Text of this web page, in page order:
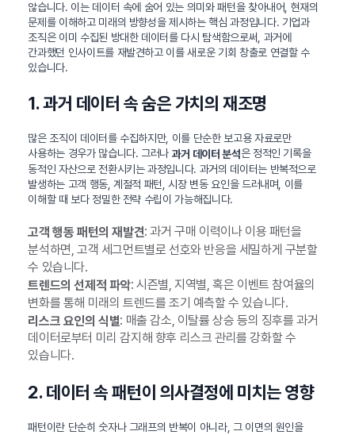
않습니다. 이는 데이터 속에 숨어 있는 의미와 패턴을 찾아내어, 현재의
문제를 이해하고 미래의 방향성을 제시하는 핵심 과정입니다. 기업과
조직은 이미 수집된 방대한 데이터를 다시 탐색함으로써, 과거에
간과했던 인사이트를 재발견하고 이를 새로운 기회 창출로 연결할 수
있습니다.
1. 과거 데이터 속 숨은 가치의 재조명
많은 조직이 데이터를 수집하지만, 이를 단순한 보고용 자료로만
사용하는 경우가 많습니다. 그러나 과거 데이터 분석은 정적인 기록을
동적인 자산으로 전환시키는 과정입니다. 과거의 데이터는 반복적으로
발생하는 고객 행동, 계절적 패턴, 시장 변동 요인을 드러내며, 이를
이해할 때 보다 정밀한 전략 수립이 가능해집니다.
고객 행동 패턴의 재발견: 과거 구매 이력이나 이용 패턴을
분석하면, 고객 세그먼트별로 선호와 반응을 세밀하게 구분할
수 있습니다.
트렌드의 선제적 파악: 시즌별, 지역별, 혹은 이벤트 참여율의
변화를 통해 미래의 트렌드를 조기 예측할 수 있습니다.
리스크 요인의 식별: 매출 감소, 이탈률 상승 등의 징후를 과거
데이터로부터 미리 감지해 향후 리스크 관리를 강화할 수
있습니다.
2. 데이터 속 패턴이 의사결정에 미치는 영향
패턴이란 단순히 숫자나 그래프의 반복이 아니라, 그 이면의 원인을